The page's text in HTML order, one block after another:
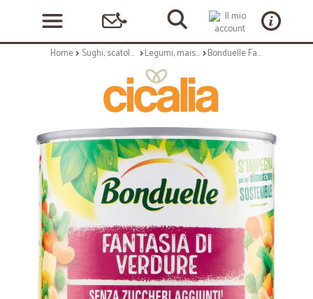
Home Sughi, scatolame e condimenti Legumi, mais e cereali Bonduelle Fantasia di Verdure 310 gr.